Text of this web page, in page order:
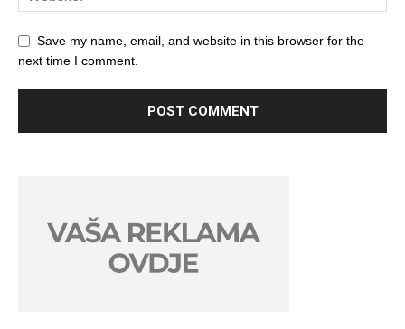
Save my name, email, and website in this browser for the
next time I comment.